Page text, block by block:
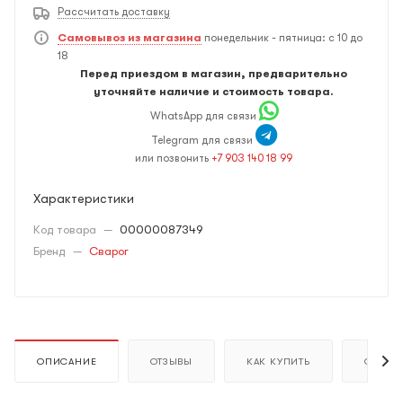
Рассчитать доставку
Самовывоз из магазина понедельник - пятница: с 10 до
18
Перед приездом в магазин, предварительно
уточняйте наличие и стоимость товара.
WhatsApp для связи
Telegram для связи
или позвонить +7 903 140 18 99
Характеристики
Код товара — 00000087349
Бренд — Сварог
ОПИСАНИЕ ОТЗЫВЫ КАК КУПИТЬ ОПЛАТА